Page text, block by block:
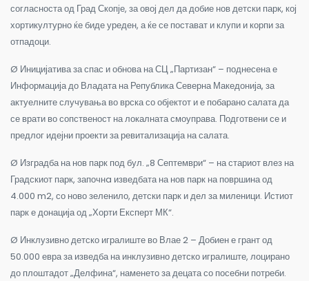
согласноста од Град Скопје, за овој дел да добие нов детски парк, кој
хортикултурно ќе биде уреден, а ќе се постават и клупи и корпи за
отпадоци.
Ø Иницијатива за спас и обнова на СЦ „Партизан“ – поднесена е
Информација до Владата на Република Северна Македонија, за
актуелните случувања во врска со објектот и е побарано салата да
се врати во сопственост на локалната смоуправа. Подготвени се и
предлог идејни проекти за ревитализација на салата.
Ø Изградба на нов парк под бул. „8 Септември“ – на стариот влез на
Градскиот парк, започнa изведбата на нов парк на површина од
4.000 m2, со ново зеленило, детски парк и дел за миленици. Истиот
парк е донација од „Хорти Експерт МК“.
Ø Инклузивно детско игралиште во Влае 2 – Добиен е грант од
50.000 евра за изведба на инклузивно детско игралиште, лоцирано
до плоштадот „Делфина“, наменето за децата со посебни потреби.